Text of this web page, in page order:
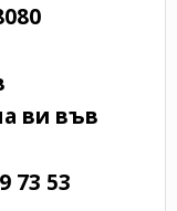
ви във
73 53